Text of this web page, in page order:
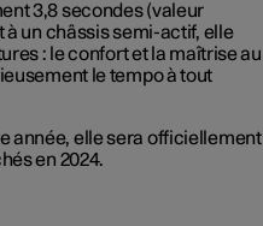
3,8 secondes (valeur
à un châssis semi-actif, elle
: le confort et la maîtrise au
le tempo à tout
année, elle sera officiellement
en 2024.